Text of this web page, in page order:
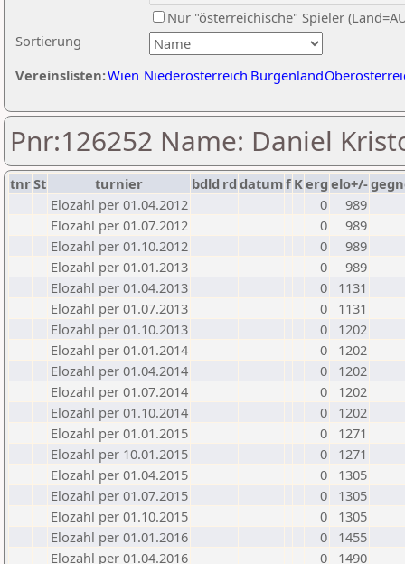
Sortierung
Nur "österreichische" Spieler
Vereinslisten:Wien Niederösterreich Burgenland
Pnr:126252 Name: Daniel
tnrSt turnier bdld rd datumf Kerg elo+/-
Elozahl per 01.04.2012
0
989
Elozahl per 01.07.2012
0
989
Elozahl per 01.10.2012
0
989
Elozahl per 01.01.2013
0
989
Elozahl per 01.04.2013
0
1131
Elozahl per 01.07.2013
0
1131
Elozahl per 01.10.2013
0
1202
Elozahl per 01.01.2014
0
1202
Elozahl per 01.04.2014
0
1202
Elozahl per 01.07.2014
0
1202
Elozahl per 01.10.2014
0
1202
Elozahl per 01.01.2015
0
1271
Elozahl per 10.01.2015
0
1271
Elozahl per 01.04.2015
0
1305
Elozahl per 01.07.2015
0
1305
Elozahl per 01.10.2015
0
1305
Elozahl per 01.01.2016
0
1455
Elozahl per 01.04.2016
0
1490